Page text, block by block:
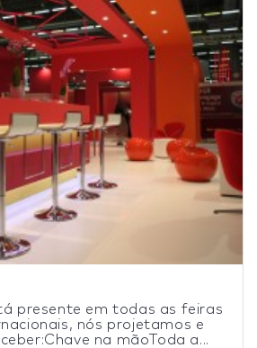
presente em todas as feiras
nós projetamos e
na mãoToda a...